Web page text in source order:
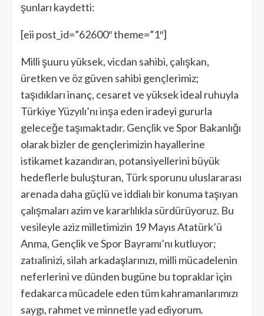
şunları kaydetti:
[eii post_id=”62600″ theme=”1″]
Milli şuuru yüksek, vicdan sahibi, çalışkan,
üretken ve öz güven sahibi gençlerimiz;
taşıdıkları inanç, cesaret ve yüksek ideal ruhuyla
Türkiye Yüzyılı’nı inşa eden iradeyi gururla
geleceğe taşımaktadır. Gençlik ve Spor Bakanlığı
olarak bizler de gençlerimizin hayallerine
istikamet kazandıran, potansiyellerini büyük
hedeflerle buluşturan, Türk sporunu uluslararası
arenada daha güçlü ve iddialı bir konuma taşıyan
çalışmaları azim ve kararlılıkla sürdürüyoruz. Bu
vesileyle aziz milletimizin 19 Mayıs Atatürk’ü
Anma, Gençlik ve Spor Bayramı’nı kutluyor;
zatıalinizi, silah arkadaşlarınızı, milli mücadelenin
neferlerini ve dünden bugüne bu topraklar için
fedakarca mücadele eden tüm kahramanlarımızı
saygı, rahmet ve minnetle yad ediyorum.